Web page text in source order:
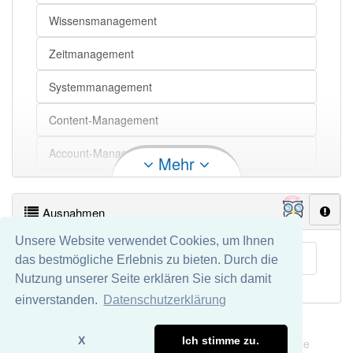
Unsere Website verwendet Cookies, um Ihnen
das bestmögliche Erlebnis zu bieten. Durch die
Nutzung unserer Seite erklären Sie sich damit
einverstanden.
Datenschutzerklärung
X Ich stimme zu.
Wissensmanagement
Zeitmanagement
Systemmanagement
Content-Management
Account-Management
Risikomanagement
Projektmanagement
Dokumentenmanagement
Mehr
Ausnahmen
Adressmanagement
Datenschutz
Wir übernehmen keine Garantie und keine Haftung für die